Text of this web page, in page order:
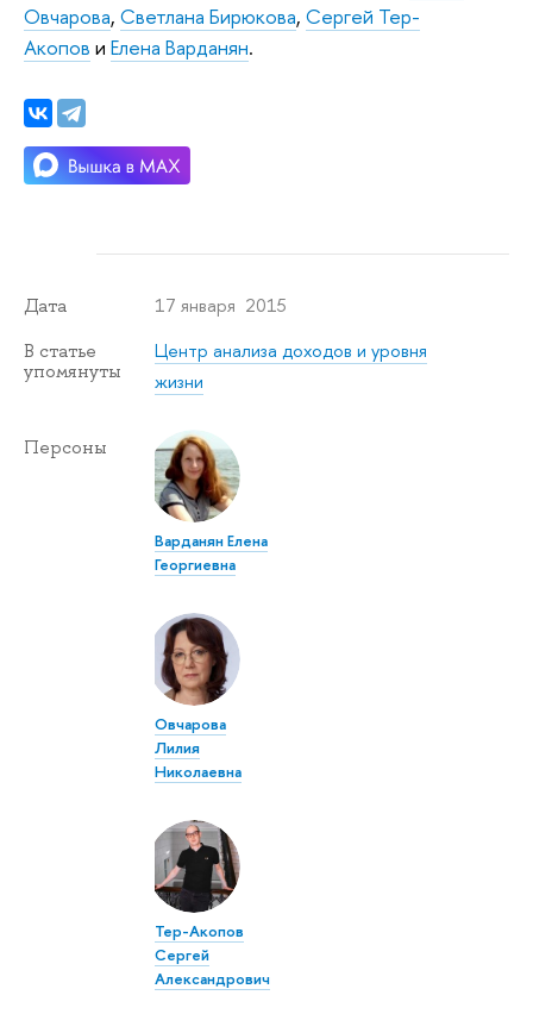
Овчарова, Светлана Бирюкова, Сергей Тер-
Акопов и Елена Варданян.
Дата 17 января 2015
В статье
упомянуты
Центр анализа доходов и уровня
жизни
Персоны
Варданян Елена
Георгиевна
Овчарова
Лилия
Николаевна
Тер-Акопов
Сергей
Александрович